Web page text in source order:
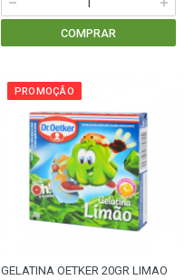
COMPRAR
PROMOÇÃO
GELATINA OETKER 20GR LIMAO